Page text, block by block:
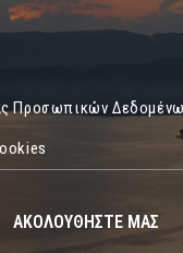
Προσωπικών
ΑΚΟΛΟΥΘΗΣΤΕ ΜΑΣ